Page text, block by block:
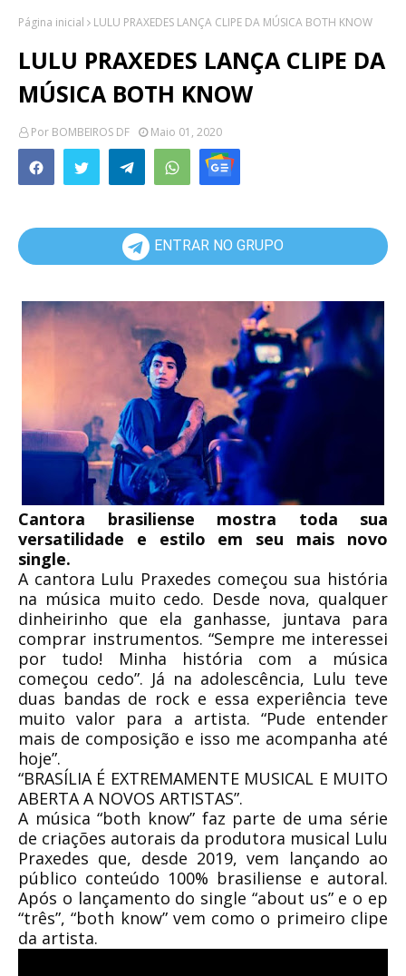
Página inicial LULU PRAXEDES LANÇA CLIPE DA MÚSICA BOTH KNOW
LULU PRAXEDES LANÇA CLIPE DA
MÚSICA BOTH KNOW
Por BOMBEIROS DF Maio 01, 2020
ENTRAR NO GRUPO
Cantora brasiliense mostra toda sua
versatilidade e estilo em seu mais novo
single.
A cantora Lulu Praxedes começou sua história
na música muito cedo. Desde nova, qualquer
dinheirinho que ela ganhasse, juntava para
comprar instrumentos. “Sempre me interessei
por tudo! Minha história com a música
começou cedo”. Já na adolescência, Lulu teve
duas bandas de rock e essa experiência teve
muito valor para a artista. “Pude entender
mais de composição e isso me acompanha até
hoje”.
“BRASÍLIA É EXTREMAMENTE MUSICAL E MUITO
ABERTA A NOVOS ARTISTAS”.
A música “both know” faz parte de uma série
de criações autorais da produtora musical Lulu
Praxedes que, desde 2019, vem lançando ao
público conteúdo 100% brasiliense e autoral.
Após o lançamento do single “about us” e o ep
“três”, “both know” vem como o primeiro clipe
da artista.